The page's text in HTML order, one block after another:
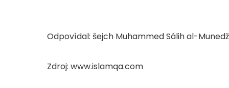
Odpovídal: šejch Muhammed Sálih al-
Zdroj: www.islamqa.com